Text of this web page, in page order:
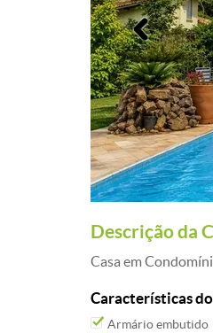
Descrição da
Casa em
Características
Armário embutido